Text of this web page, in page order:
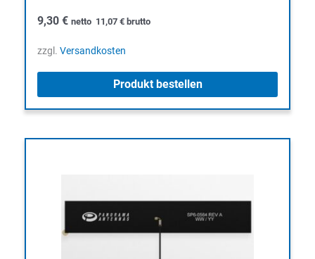
9,30 € netto 11,07 € brutto
zzgl. Versandkosten
Produkt bestellen